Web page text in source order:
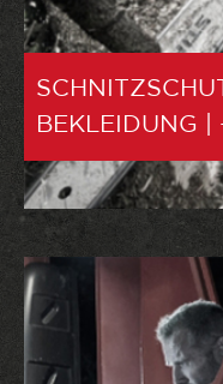
BEKLEIDUNG |